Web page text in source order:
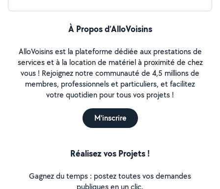
À Propos d’AlloVoisins
AlloVoisins est la plateforme dédiée aux prestations de
services et à la location de matériel à proximité de chez
vous ! Rejoignez notre communauté de 4,5 millions de
membres, professionnels et particuliers, et facilitez
votre quotidien pour tous vos projets !
M'inscrire
Réalisez vos Projets !
Gagnez du temps : postez toutes vos demandes
publiques en un clic.